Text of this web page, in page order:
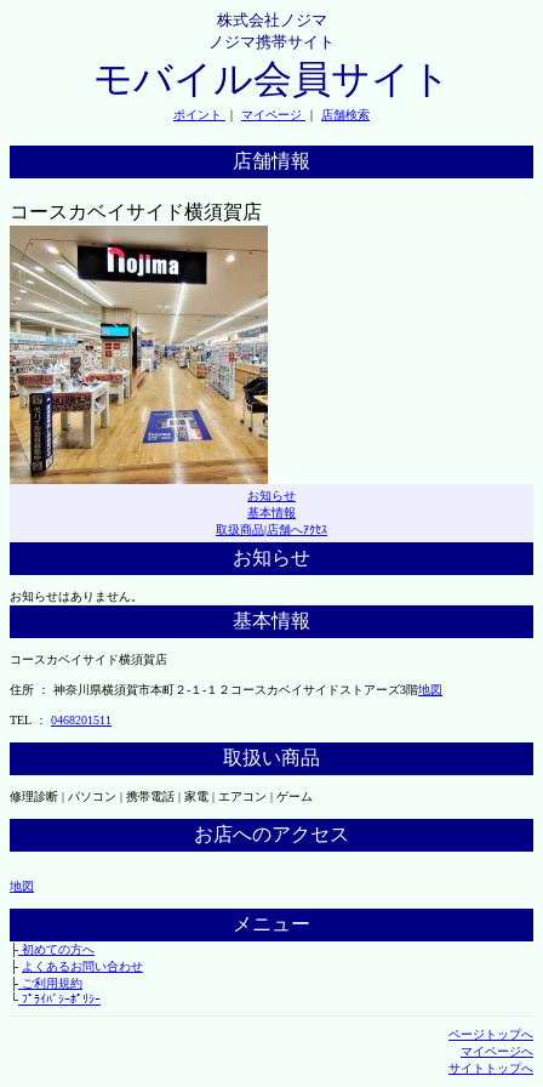
株式会社ノジマ
ノジマ携帯サイト
モバイル会員サイト
ポイント ｜ マイページ ｜ 店舗検索
店舗情報
コースカベイサイド横須賀店
お知らせ
基本情報
取扱商品|店舗へｱｸｾｽ
お知らせ
お知らせはありません。
基本情報
コースカベイサイド横須賀店
住所 ： 神奈川県横須賀市本町２-１-１２コースカベイサイドストアーズ3階地図
TEL ： 0468201511
取扱い商品
修理診断 | パソコン | 携帯電話 | 家電 | エアコン | ゲーム
お店へのアクセス
地図
メニュー
├初めての方へ
├ よくあるお問い合わせ
├ご利用規約
└ﾌﾟﾗｲﾊﾞｼｰﾎﾟﾘｼｰ
ページトップへ
マイページへ
サイトトップへ